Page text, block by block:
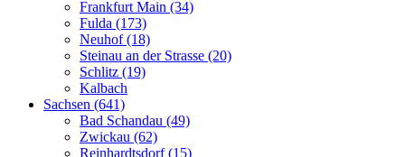
Frankfurt Main (34)
Fulda (173)
Neuhof (18)
Steinau an der Strasse (20)
Schlitz (19)
Kalbach
Sachsen (641)
Bad Schandau (49)
Zwickau (62)
Reinhardtsdorf (15)